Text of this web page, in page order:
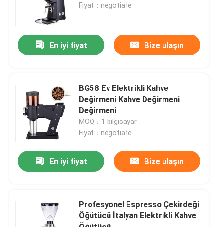
VR Gösterisi
Hakkımızda
Kalite kontrol
Bize Ulaşın
vakalar
Burr Kahve Öğütücü
Fiyat：negotiate
En iyi fiyat Bize ulaşın
BG58 Ev Elektrikli Kahve
Değirmeni Kahve Değirmeni
Değirmeni
MOQ：1 bilgisayar
Fiyat：negotiate
En iyi fiyat Bize ulaşın
Profesyonel Espresso Çekirdeği
Öğütücü İtalyan Elektrikli Kahve